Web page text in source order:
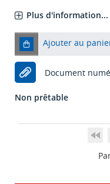
Plus d'information...
Ajouter au
Document
Non prêtable